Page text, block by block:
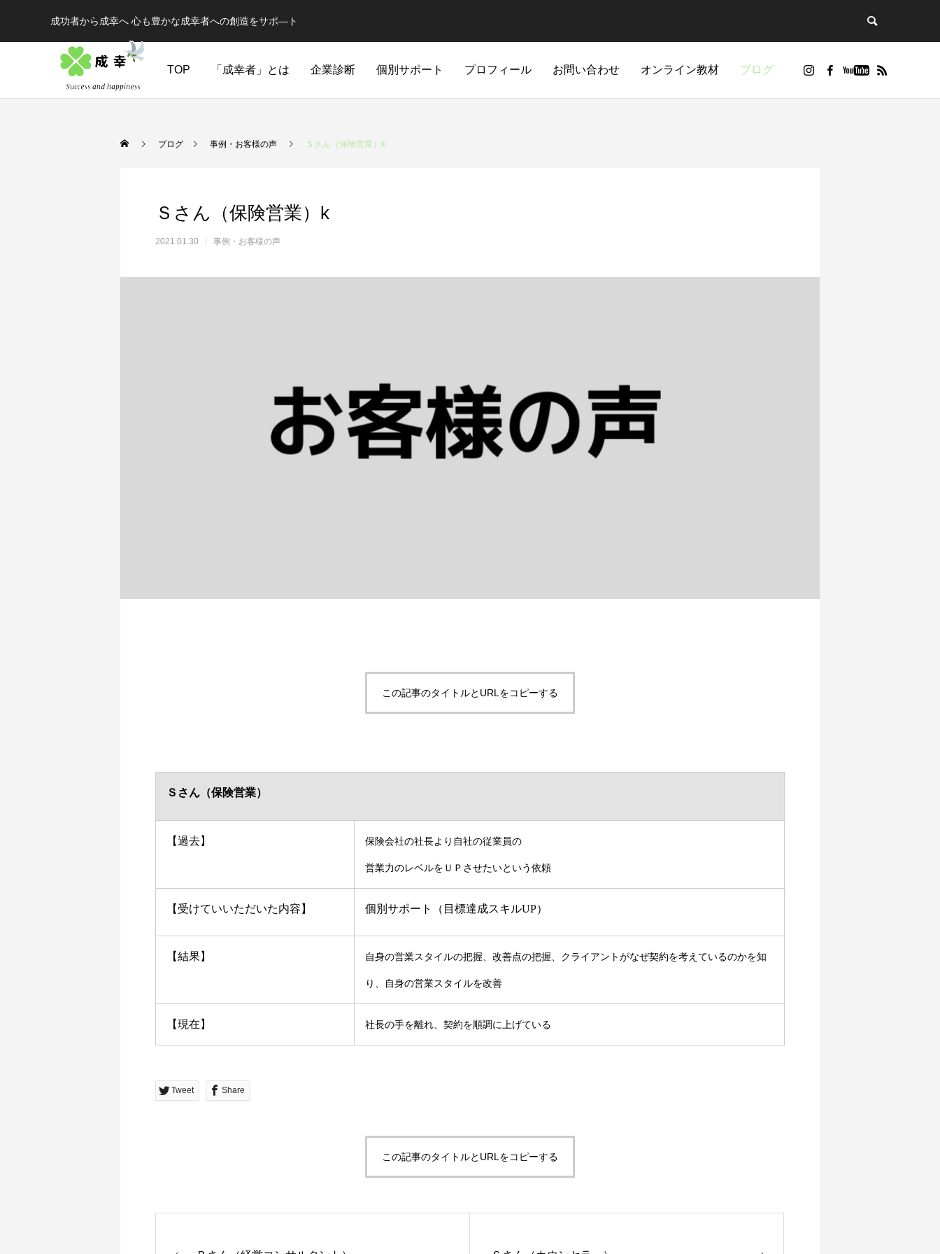
成功者から成幸へ 心も豊かな成幸者への創造をサポ―ト
TOP 「成幸者」とは 企業診断 個別サポート プロフィール お問い合わせ オンライン教材 ブログ
ブログ 事例・お客様の声 Ｓさん（保険営業）k
Ｓさん（保険営業）k
2021.01.30 事例・お客様の声
この記事のタイトルとURLをコピーする
Ｓさん（保険営業）
【過去】 保険会社の社長より自社の従業員の
営業力のレベルをＵＰさせたいという依頼
【受けていいただいた内容】 個別サポート（目標達成スキルUP）
【結果】 自身の営業スタイルの把握、改善点の把握、クライアントがなぜ契約を考えているのかを知
り、自身の営業スタイルを改善
【現在】 社長の手を離れ、契約を順調に上げている
Tweet Share
この記事のタイトルとURLをコピーする